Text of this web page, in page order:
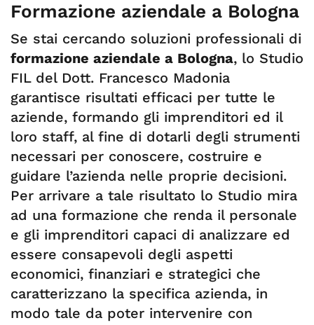
Formazione aziendale a Bologna
Se stai cercando soluzioni professionali di
formazione aziendale a Bologna, lo Studio
FIL del Dott. Francesco Madonia
garantisce risultati efficaci per tutte le
aziende, formando gli imprenditori ed il
loro staff, al fine di dotarli degli strumenti
necessari per conoscere, costruire e
guidare l’azienda nelle proprie decisioni.
Per arrivare a tale risultato lo Studio mira
ad una formazione che renda il personale
e gli imprenditori capaci di analizzare ed
essere consapevoli degli aspetti
economici, finanziari e strategici che
caratterizzano la specifica azienda, in
modo tale da poter intervenire con